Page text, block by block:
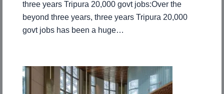
three years Tripura 20,000 govt jobs:Over the
beyond three years, three years Tripura 20,000
govt jobs has been a huge…